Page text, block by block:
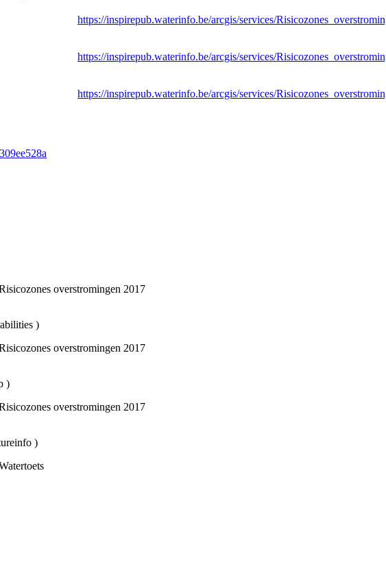
https://inspirepub.waterinfo.be/arcgis/services/
https://inspirepub.waterinfo.be/arcgis/services/
https://inspirepub.waterinfo.be/arcgis/services/
overstromingen 2017
)
overstromingen 2017
)
overstromingen 2017
)